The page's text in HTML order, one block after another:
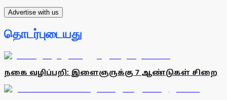
Advertise with us
தொடர்புடையது
நகை வழிப்பறி: இளைஞருக்கு 7 ஆண்டுகள் சிறை